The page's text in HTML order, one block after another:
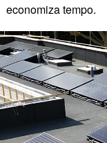
economiza tempo.